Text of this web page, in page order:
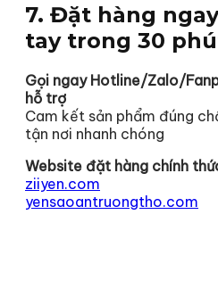
7. Đặt hàng
tay trong 30
Gọi ngay Hotline/Zalo/
hỗ trợ
Cam kết sản phẩm đúng
tận nơi nhanh chóng
Website đặt hàng chính
ziiyen.com
yensaoantruongtho.com